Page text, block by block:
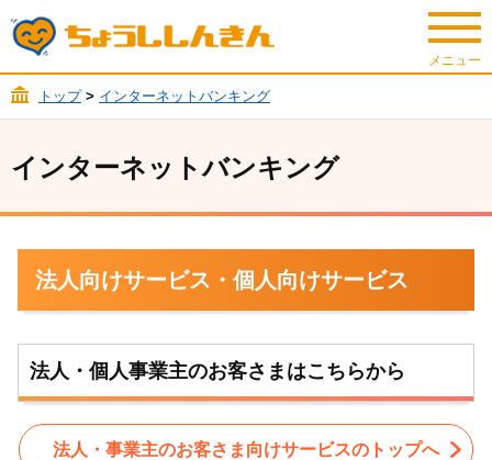
トップ> インターネットバンキング
インターネットバンキング
法人向けサービス・個人向けサービス
法人・個人事業主のお客さまはこちらから
法人・事業主のお客さま向けサービスのトップへ